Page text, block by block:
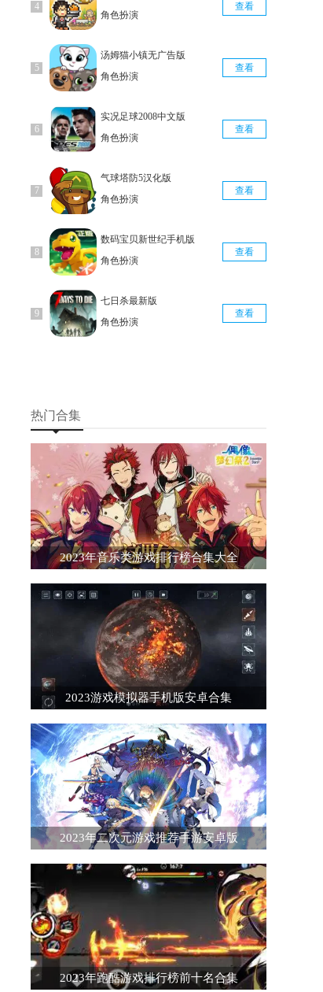
角色扮演
查看
汤姆猫小镇无广告版
角色扮演
查看
实况足球2008中文版
角色扮演
查看
气球塔防5汉化版
角色扮演
查看
数码宝贝新世纪手机版
角色扮演
查看
七日杀最新版
角色扮演
查看
热门合集
2023年音乐类游戏排行榜合集大全
2023游戏模拟器手机版安卓合集
2023年二次元游戏推荐手游安卓版
2023年跑酷游戏排行榜前十名合集